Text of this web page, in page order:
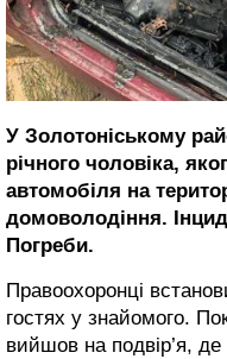
У Золотоніському
річного чоловіка,
автомобіля на
домоволодіння.
Погреби.
Правоохоронці
гостях у знайомого.
вийшов на подвір’я,